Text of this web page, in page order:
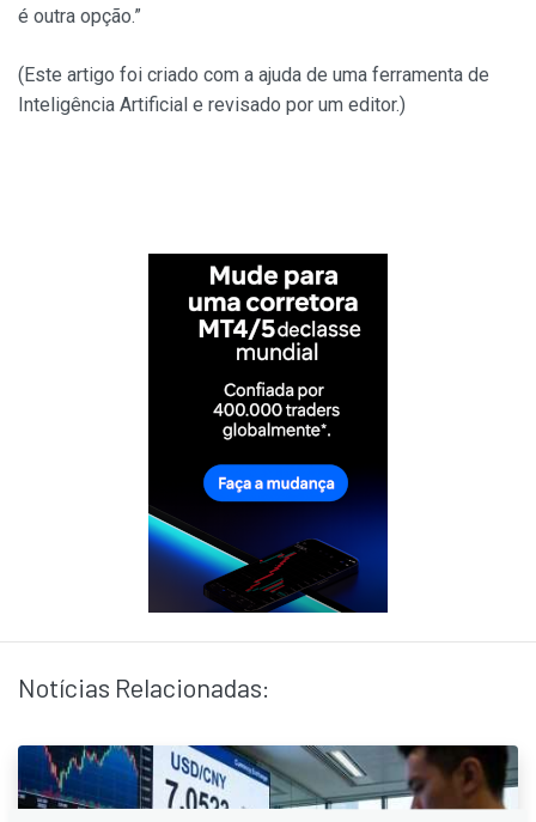
é outra opção.”
(Este artigo foi criado com a ajuda de uma ferramenta de
Inteligência Artificial e revisado por um editor.)
Notícias Relacionadas: